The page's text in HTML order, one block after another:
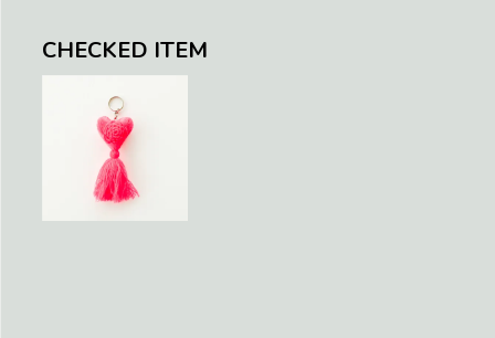
CHECKED ITEM